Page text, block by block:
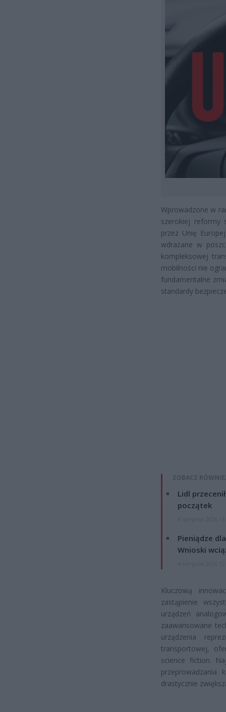
Wprowadzone w
szerokiej reformy
przez Unię
wdrażane w
kompleksowej
mobilności nie
fundamentalne
standardy
ZOBACZ
Lidl
początek
Pieniądze
Wnioski
Kluczową
zastąpienie
urządzeń
zaawansowane
urządzenia
transportowej,
science fiction.
przeprowadzania
drastycznie